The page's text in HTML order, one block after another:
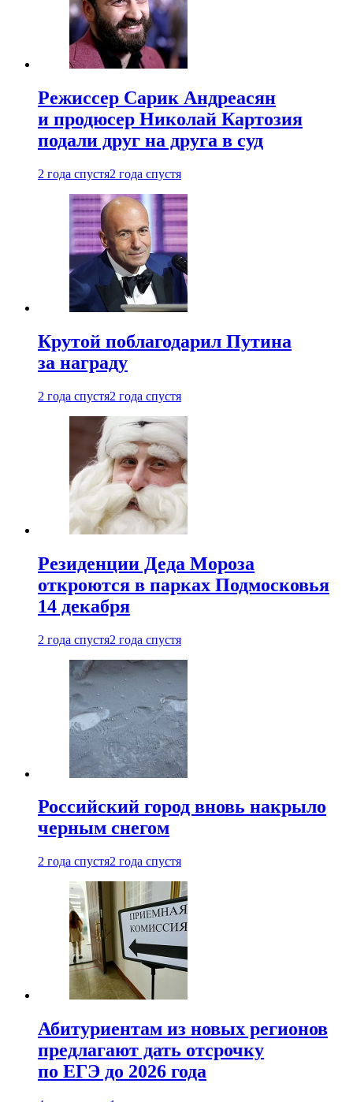
Режиссер Сарик Андреасян
и продюсер Николай Картозия
подали друг на друга в суд
2 года спустя2 года спустя
Крутой поблагодарил Путина
за награду
2 года спустя2 года спустя
Резиденции Деда Мороза
откроются в парках Подмосковья
14 декабря
2 года спустя2 года спустя
Российский город вновь накрыло
черным снегом
2 года спустя2 года спустя
Абитуриентам из новых регионов
предлагают дать отсрочку
по ЕГЭ до 2026 года